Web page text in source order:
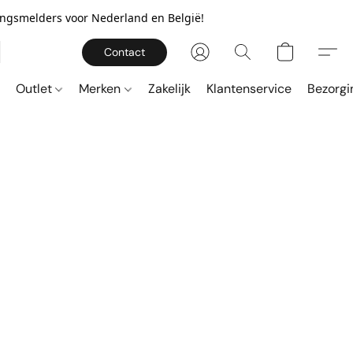
voor Nederland en België!
Contact
Outlet Merken Zakelijk Klantenservice